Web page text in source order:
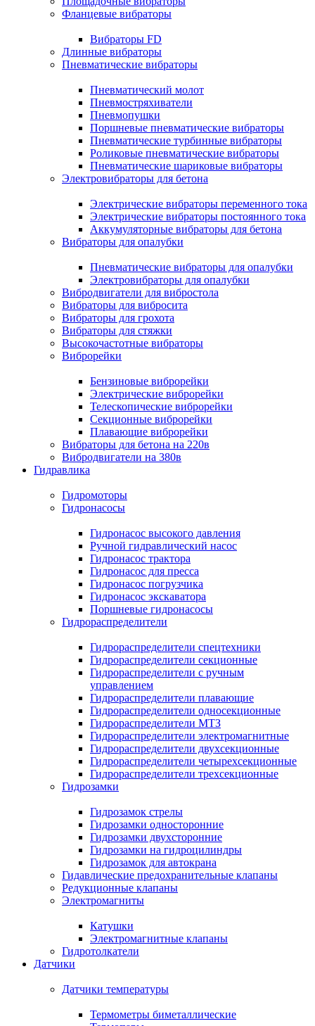
Фланцевые вибраторы
Вибраторы FD
Длинные вибраторы
Пневматические вибраторы
Пневматический молот
Пневмостряхиватели
Пневмопушки
Поршневые пневматические вибраторы
Пневматические турбинные вибраторы
Роликовые пневматические вибраторы
Пневматические шариковые вибраторы
Электровибраторы для бетона
Электрические вибраторы переменного тока
Электрические вибраторы постоянного тока
Аккумуляторные вибраторы для бетона
Вибраторы для опалубки
Пневматические вибраторы для опалубки
Электровибраторы для опалубки
Вибродвигатели для вибростола
Вибраторы для вибросита
Вибраторы для грохота
Вибраторы для стяжки
Высокочастотные вибраторы
Виброрейки
Бензиновые виброрейки
Электрические виброрейки
Телескопические виброрейки
Секционные виброрейки
Плавающие виброрейки
Вибраторы для бетона на 220в
Вибродвигатели на 380в
Гидравлика
Гидромоторы
Гидронасосы
Гидронасос высокого давления
Ручной гидравлический насос
Гидронасос трактора
Гидронасос для пресса
Гидронасос погрузчика
Гидронасос экскаватора
Поршневые гидронасосы
Гидрораспределители
Гидрораспределители спецтехники
Гидрораспределители секционные
Гидрораспределители с ручным
управлением
Гидрораспределители плавающие
Гидрораспределители односекционные
Гидрораспределители МТЗ
Гидрораспределители электромагнитные
Гидрораспределители двухсекционные
Гидрораспределители четырехсекционные
Гидрораспределители трехсекционные
Гидрозамки
Гидрозамок стрелы
Гидрозамки односторонние
Гидрозамки двухсторонние
Гидрозамки на гидроцилиндры
Гидрозамок для автокрана
Гидавлические предохранительные клапаны
Редукционные клапаны
Электромагниты
Катушки
Электромагнитные клапаны
Гидротолкатели
Датчики
Датчики температуры
Термометры биметаллические